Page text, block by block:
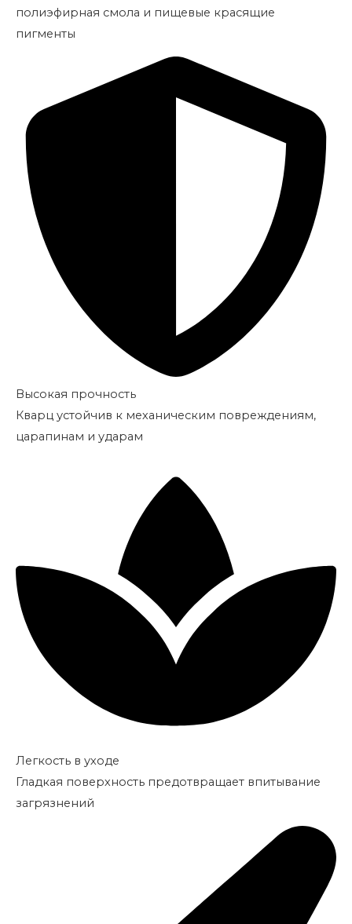
полиэфирная смола и пищевые красящие
пигменты
Высокая прочность
Кварц устойчив к механическим повреждениям,
царапинам и ударам
Легкость в уходе
Гладкая поверхность предотвращает впитывание
загрязнений